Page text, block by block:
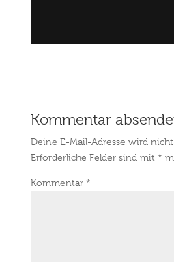
Kommentar
Deine E-Mail-Adresse wird
Erforderliche Felder sind mit *
Kommentar *